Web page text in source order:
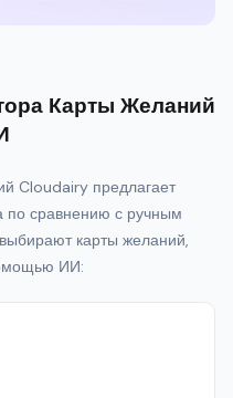
Карты Желаний
Cloudairy предлагает
по сравнению с ручным
карты желаний,
ИИ: